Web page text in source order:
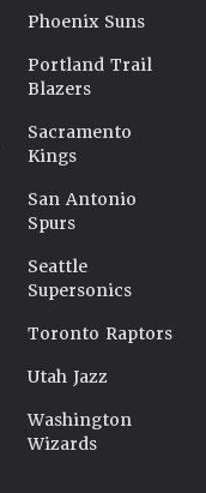
Phoenix Suns
Portland Trail
Blazers
Sacramento
Kings
San Antonio
Spurs
Seattle
Supersonics
Toronto Raptors
Utah Jazz
Washington
Wizards